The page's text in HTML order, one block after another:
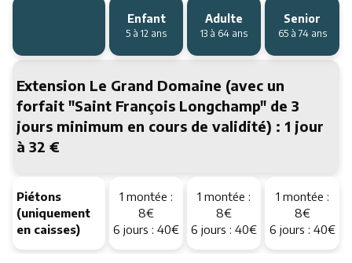
Enfant
5 à 12 ans
Adulte
13 à 64 ans
Senior
65 à 74 ans
Extension Le Grand Domaine (avec un
forfait "Saint François Longchamp" de 3
jours minimum en cours de validité) : 1 jour
à 32 €
Piétons
(uniquement
en caisses)
1 montée :
8€
6 jours : 40€
1 montée :
8€
6 jours : 40€
1 montée :
8€
6 jours : 40€